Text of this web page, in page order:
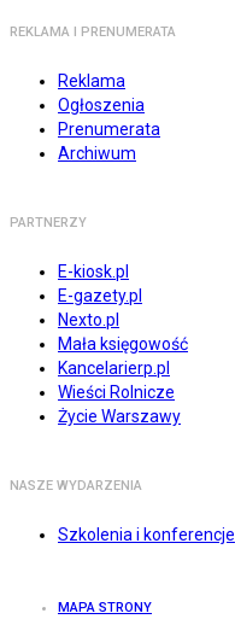
REKLAMA I PRENUMERATA
Reklama
Ogłoszenia
Prenumerata
Archiwum
PARTNERZY
E-kiosk.pl
E-gazety.pl
Nexto.pl
Mała księgowość
Kancelarierp.pl
Wieści Rolnicze
Życie Warszawy
NASZE WYDARZENIA
Szkolenia i konferencje
MAPA STRONY